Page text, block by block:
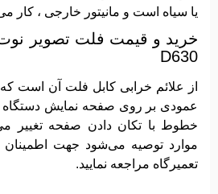
یا سیاه است و مانیتور خارجی ، کار
D630
از علائم خرابی کابل فلت آن است
عمودی بر روی صفحه نمایش
خطوط با تکان دادن صفحه تغییر می
موارد توصیه می‌شود جهت اطمینان
تعمیرگاه مراجعه نمایید.